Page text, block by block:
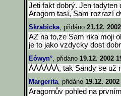
Jeti fakt dobrý. Jen
Aragorn tasí, Sam rozrazí
Skrabicka, přidáno 21.12.
AZ na to,ze Sam rika moji
je to jako vzdycky dost
Eówyn°, přidáno 19.12. 2002
ÁÁÁÁÁÁ, tak Sandy se už
Margerita, přidáno 19.12.
Aragornův pohled na